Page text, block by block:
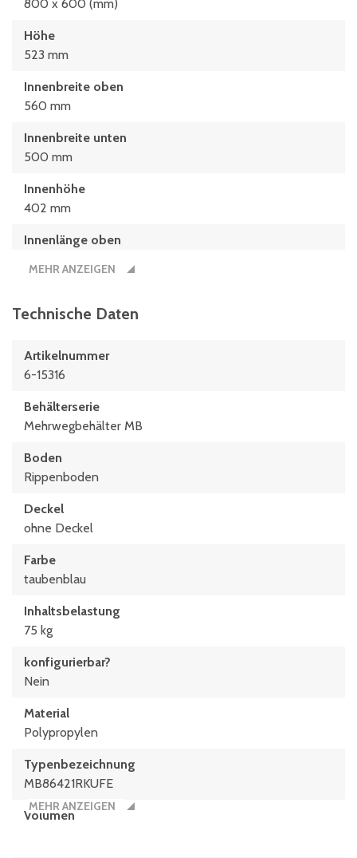
800 x 600 (mm)
Höhe
523 mm
Innenbreite oben
560 mm
Innenbreite unten
500 mm
Innenhöhe
402 mm
Innenlänge oben
682 mm
800 mm
MEHR ANZEIGEN
Technische Daten
Artikelnummer
6-15316
Behälterserie
Mehrwegbehälter MB
Boden
Rippenboden
Deckel
ohne Deckel
Farbe
taubenblau
Inhaltsbelastung
75 kg
konfigurierbar?
Nein
Material
Polypropylen
Typen­be­zeich­nung
MB86421RKUFE
Volumen
MEHR ANZEIGEN